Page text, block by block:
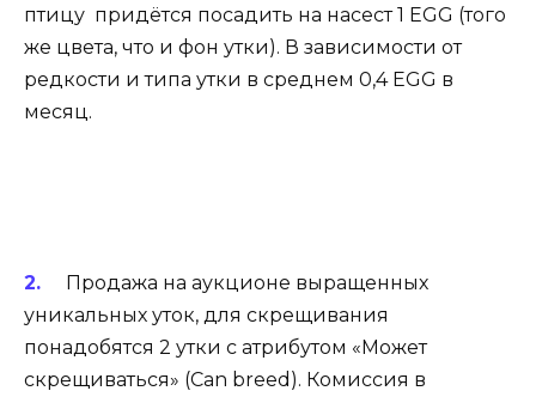
птицу придётся посадить на насест 1 EGG (того
же цвета, что и фон утки). В зависимости от
редкости и типа утки в среднем 0,4 EGG в
месяц.
Продажа на аукционе выращенных
уникальных уток, для скрещивания
понадобятся 2 утки с атрибутом «Может
скрещиваться» (Can breed). Комиссия в